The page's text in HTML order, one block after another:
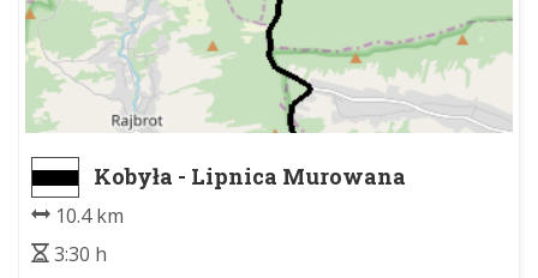
Kobyła - Lipnica Murowana
10.4 km
3:30 h